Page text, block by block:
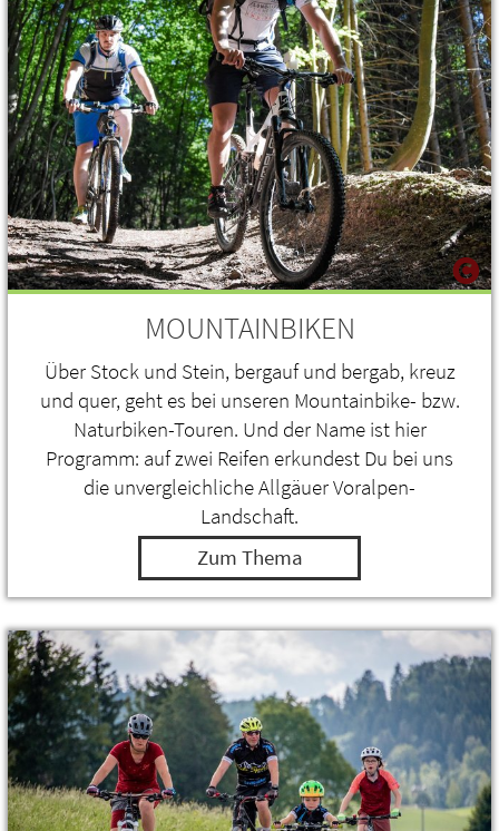
MOUNTAINBIKEN
Über Stock und Stein, bergauf und bergab, kreuz
und quer, geht es bei unseren Mountainbike- bzw.
Naturbiken-Touren. Und der Name ist hier
Programm: auf zwei Reifen erkundest Du bei uns
die unvergleichliche Allgäuer Voralpen-
Landschaft.
Zum Thema